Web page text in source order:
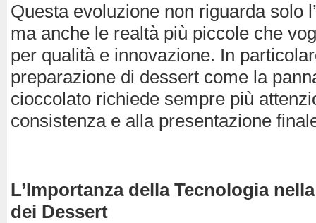
Questa evoluzione non riguarda solo
ma anche le realtà più piccole che
per qualità e innovazione. In
preparazione di dessert come la
cioccolato richiede sempre più
consistenza e alla presentazione
L’Importanza della Tecnologia
dei Dessert